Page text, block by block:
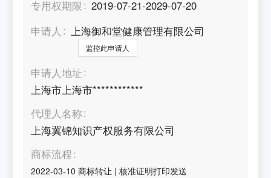
专用权期限
2019-07-21-2029-07-20
申请人
上海御和堂健康管理有限公司
监控此申请人
申请人地址
上海市上海市************
代理人名称
上海冀锦知识产权服务有限公司
商标流程
2022-03-10 商标转让 |核准证明打印发送